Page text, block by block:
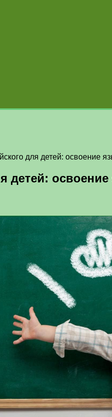
для детей: освоение
детей: